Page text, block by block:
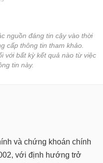
nguồn đáng tin cậy vào thời
cấp thông tin tham khảo.
với bất kỳ kết quả nào từ việc
tin này.
và chứng khoán chính
với định hướng trở